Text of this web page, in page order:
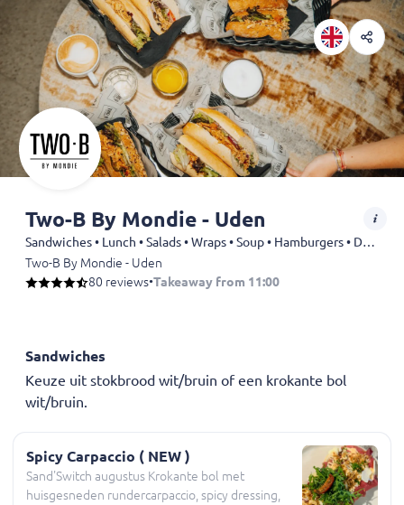
Two-B By Mondie - Uden
Sandwiches • Lunch • Salads • Wraps • Soup • Hamburgers • Drinks
Two-B By Mondie - Uden
80 reviews•Takeaway from 11:00
Sandwiches
Keuze uit stokbrood wit/bruin of een krokante bol
wit/bruin.
Spicy Carpaccio ( NEW )
Sand'Switch augustus Krokante bol met
huisgesneden rundercarpaccio, spicy dressing,